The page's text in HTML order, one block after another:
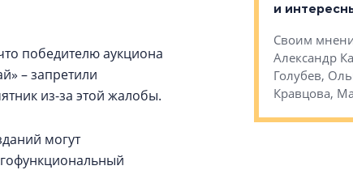
победителю аукциона
– запретили
из-за этой жалобы.
могут
Свинолобов, Александр Кравцов,
Кирилл Кудинов и др.
и
Своим
Александр
Голубев,
Кравцова,